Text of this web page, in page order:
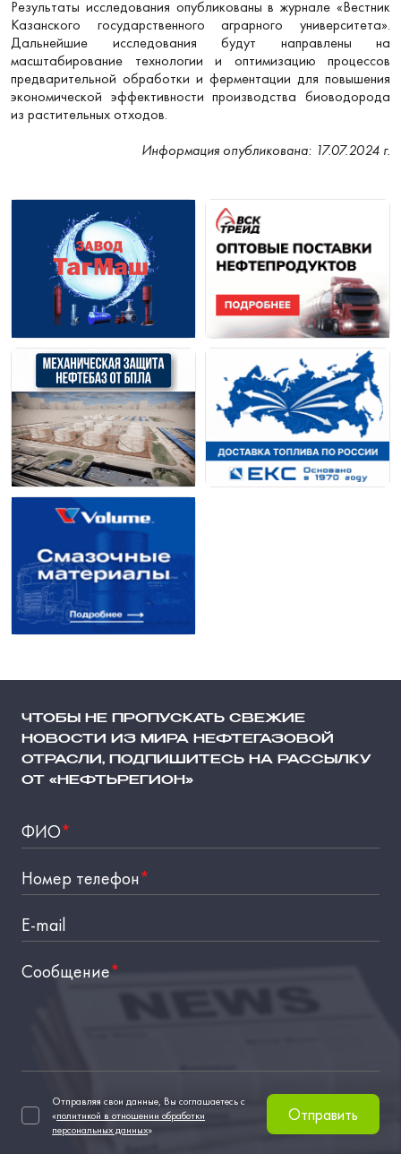
Результаты исследования опубликованы в журнале «Вестник
Казанского государственного аграрного университета».
Дальнейшие исследования будут направлены на
масштабирование технологии и оптимизацию процессов
предварительной обработки и ферментации для повышения
экономической эффективности производства биоводорода
из растительных отходов.
Информация опубликована: 17.07.2024 г.
ЧТОБЫ НЕ ПРОПУСКАТЬ СВЕЖИЕ
НОВОСТИ ИЗ МИРА НЕФТЕГАЗОВОЙ
ОТРАСЛИ, ПОДПИШИТЕСЬ НА РАССЫЛКУ
ОТ «НЕФТЬРЕГИОН»
ФИО*
Номер телефон*
E-mail
Сообщение*
Отправляя свои данные, Вы соглашаетесь с
«политикой в отношении обработки
персональных данных»
Отправить